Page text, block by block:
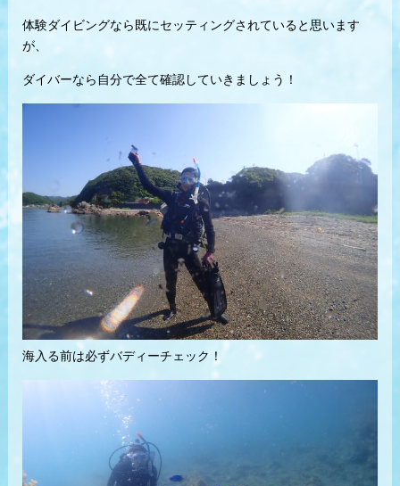
体験ダイビングなら既にセッティングされていると思います
が、
ダイバーなら自分で全て確認していきましょう！
海入る前は必ずバディーチェック！